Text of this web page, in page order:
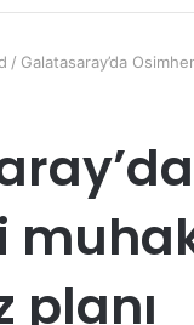
/ Galatasaray’da
planı